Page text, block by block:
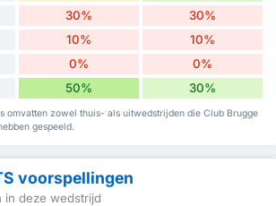
30% 30%
10% 10%
0% 0%
50% 30%
omvatten zowel thuis- als uitwedstrijden die Club Brugge
gespeeld.
voorspellingen
in deze wedstrijd